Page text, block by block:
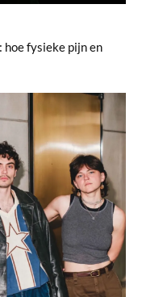
hoe fysieke pijn en